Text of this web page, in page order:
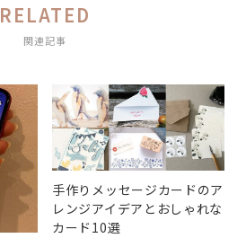
RELATED
関連記事
手作りメッセージカードのア
レンジアイデアとおしゃれな
カード10選